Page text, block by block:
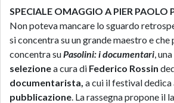
SPECIALE OMAGGIO A PIER PAOLO
Non poteva mancare lo sguardo
si concentra su un grande maestro e
concentra suPasolini: i documentari, una
selezionea cura di Federico Rossin
documentarista, a cui il festival dedica
pubblicazione. La rassegna propone il